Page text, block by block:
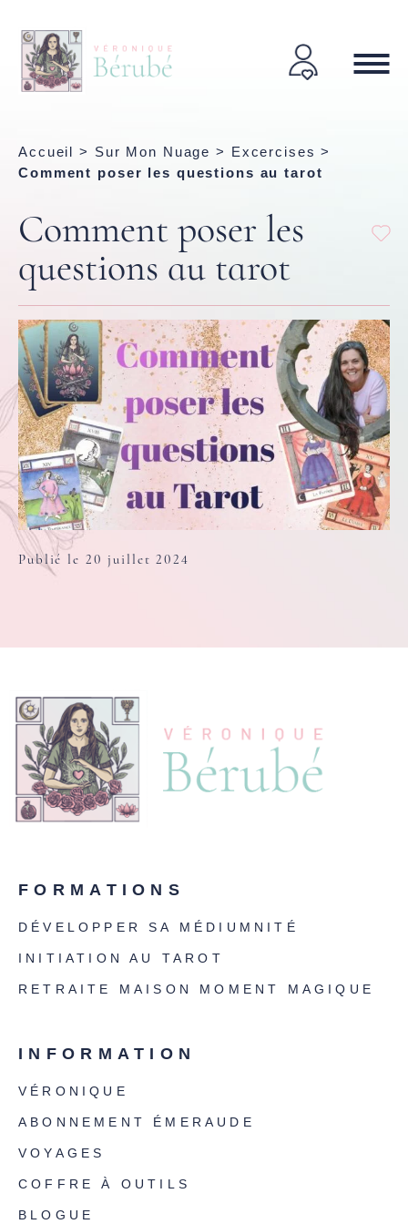
Accueil > Sur Mon Nuage > Excercises >
Comment poser les questions au tarot
Comment poser les
questions au tarot
Publié le 20 juillet 2024
FORMATIONS
DÉVELOPPER SA MÉDIUMNITÉ
INITIATION AU TAROT
RETRAITE MAISON MOMENT MAGIQUE
INFORMATION
VÉRONIQUE
ABONNEMENT ÉMERAUDE
VOYAGES
COFFRE À OUTILS
BLOGUE